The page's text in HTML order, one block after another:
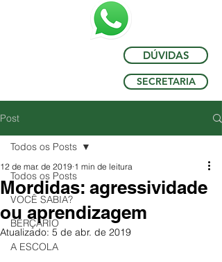
DÚVIDAS
SECRETARIA
Post
Todos os Posts
VOCÊ SABIA?
BERÇÁRIO
A ESCOLA
Todos os Posts
Mordidas: agressividade
ou aprendizagem
12 de mar. de 2019 1 min de leitura
Atualizado: 5 de abr. de 2019